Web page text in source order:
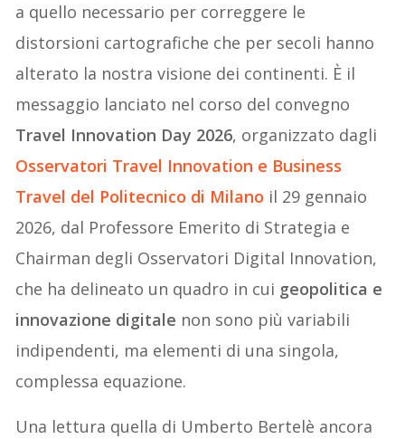
a quello necessario per correggere le
distorsioni cartografiche che per secoli hanno
alterato la nostra visione dei continenti. È il
messaggio lanciato nel corso del convegno
Travel Innovation Day 2026, organizzato dagli
Osservatori Travel Innovation e Business
Travel del Politecnico di Milano il 29 gennaio
2026, dal Professore Emerito di Strategia e
Chairman degli Osservatori Digital Innovation,
che ha delineato un quadro in cui geopolitica e
innovazione digitale non sono più variabili
indipendenti, ma elementi di una singola,
complessa equazione.
Una lettura quella di Umberto Bertelè ancora